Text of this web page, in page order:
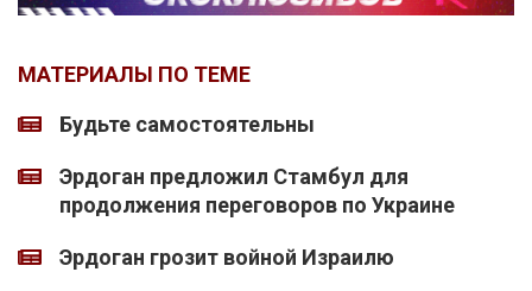
МАТЕРИАЛЫ ПО ТЕМЕ
Будьте самостоятельны
Эрдоган предложил Стамбул для
продолжения переговоров по Украине
Эрдоган грозит войной Израилю